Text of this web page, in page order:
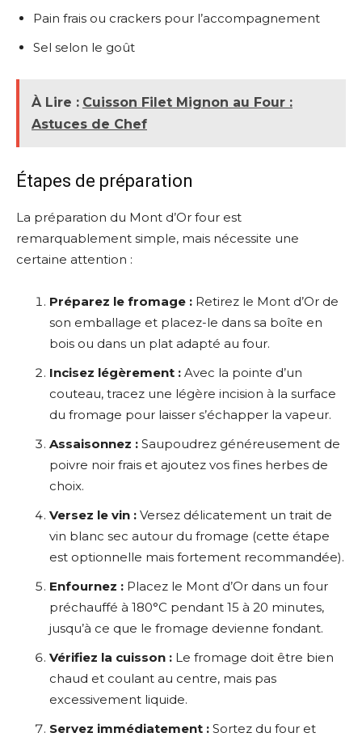
Pain frais ou crackers pour l’accompagnement
Sel selon le goût
À Lire : Cuisson Filet Mignon au Four :
Astuces de Chef
Étapes de préparation
La préparation du Mont d’Or four est
remarquablement simple, mais nécessite une
certaine attention :
Préparez le fromage : Retirez le Mont d’Or de
son emballage et placez-le dans sa boîte en
bois ou dans un plat adapté au four.
Incisez légèrement : Avec la pointe d’un
couteau, tracez une légère incision à la surface
du fromage pour laisser s’échapper la vapeur.
Assaisonnez : Saupoudrez généreusement de
poivre noir frais et ajoutez vos fines herbes de
choix.
Versez le vin : Versez délicatement un trait de
vin blanc sec autour du fromage (cette étape
est optionnelle mais fortement recommandée).
Enfournez : Placez le Mont d’Or dans un four
préchauffé à 180°C pendant 15 à 20 minutes,
jusqu’à ce que le fromage devienne fondant.
Vérifiez la cuisson : Le fromage doit être bien
chaud et coulant au centre, mais pas
excessivement liquide.
Servez immédiatement : Sortez du four et